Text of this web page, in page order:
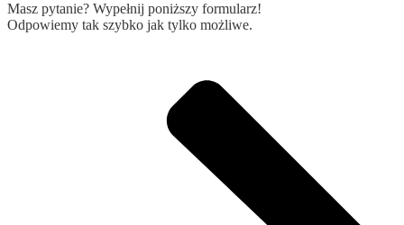
Masz pytanie? Wypełnij poniższy formularz!
Odpowiemy tak szybko jak tylko możliwe.